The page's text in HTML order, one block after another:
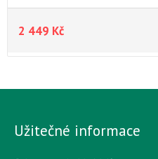
2 449 Kč
Užitečné informace